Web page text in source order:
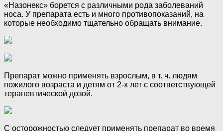
«Назонекс» борется с различными рода заболеваний
носа. У препарата есть и много противопоказаний, на
которые необходимо тщательно обращать внимание.
Препарат можно применять взрослым, в т. ч. людям
пожилого возраста и детям от 2-х лет с соответствующей
терапевтической дозой.
С осторожностью следует применять препарат во время